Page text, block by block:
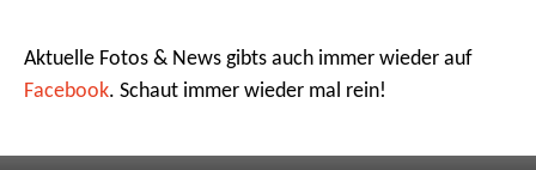
Aktuelle Fotos & News gibts auch immer wieder auf
Facebook. Schaut immer wieder mal rein!